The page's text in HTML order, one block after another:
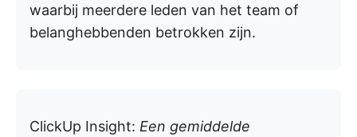
waarbij meerdere leden van het team of
belanghebbenden betrokken zijn.
ClickUp Insight: Een gemiddelde